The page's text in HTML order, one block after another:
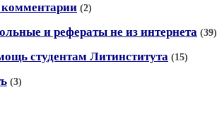
(2)
и рефераты не из интернета (39)
студентам Литинститута (15)
(3)